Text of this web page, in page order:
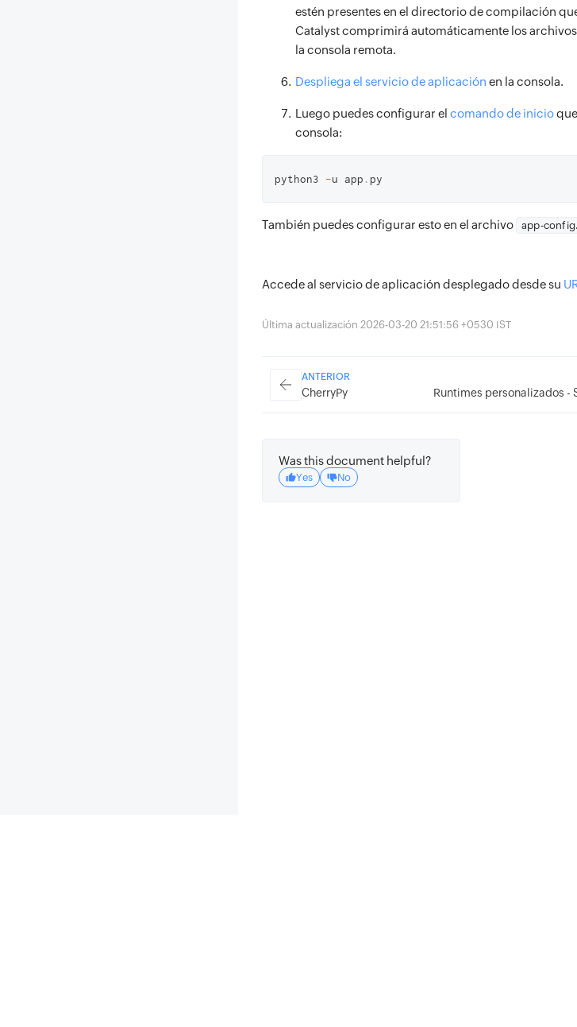
estén presentes en el directorio de compilación
Catalyst comprimirá automáticamente los
la consola remota.
Despliega el servicio de aplicación en la consola.
Luego puedes configurar el comando de inicio
consola:
python3 -u app . py
También puedes configurar esto en el archivo app-
Accede al servicio de aplicación desplegado desde su
Última actualización 2026-03-20 21:51:56 +0530 IST
ANTERIOR
CherryPy Runtimes personalizados -
Was this document helpful?
Yes No